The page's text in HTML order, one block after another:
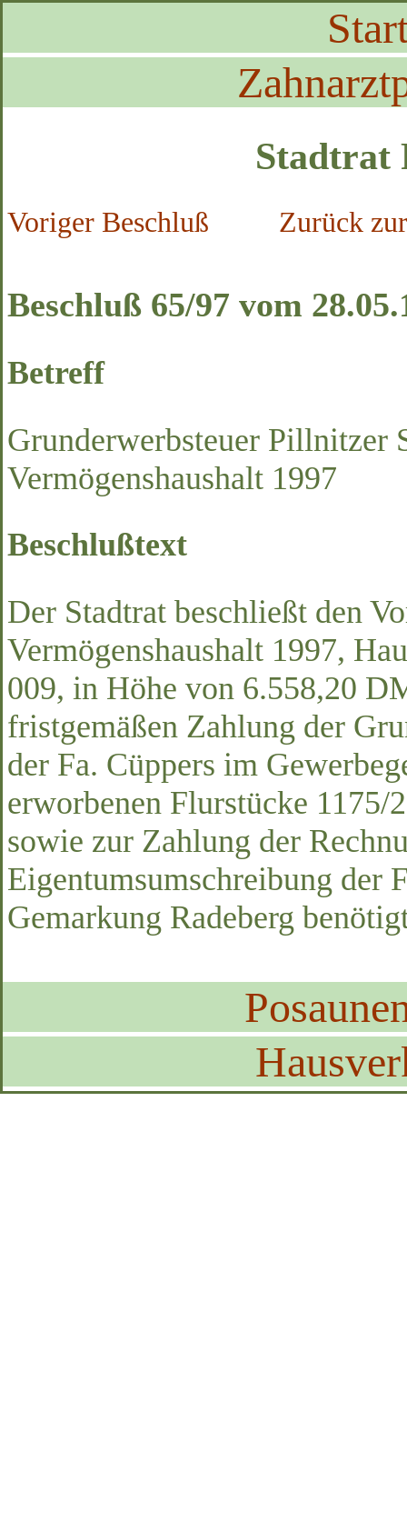
Stadtrat
Voriger Beschluß Zurück
Beschluß 65/97 vom
Betreff
Grunderwerbsteuer Pillnitzer
Vermögenshaushalt 1997
Beschlußtext
Der Stadtrat beschließt den
Vermögenshaushalt 1997,
009, in Höhe von 6.558,20
fristgemäßen Zahlung der
der Fa. Cüppers im
erworbenen Flurstücke 1175/
sowie zur Zahlung der
Eigentumsumschreibung der
Gemarkung Radeberg